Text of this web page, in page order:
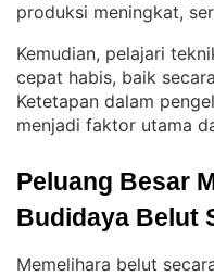
produksi meningkat,
Kemudian, pelajari
cepat habis, baik
Ketetapan dalam
menjadi faktor utama
Peluang Besar
Budidaya Belut
Memelihara belut